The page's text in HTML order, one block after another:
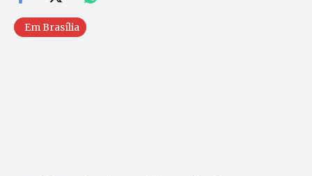
Em Brasília